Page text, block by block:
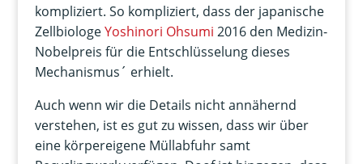
kompliziert. So kompliziert, dass der japanische
ZellbiologeYoshinori Ohsumi 2016 den Medizin-
Nobelpreis für die Entschlüsselung dieses
Mechanismus´ erhielt.
Auch wenn wir die Details nicht annähernd
verstehen, ist es gut zu wissen, dass wir über
eine körpereigene Müllabfuhr samt